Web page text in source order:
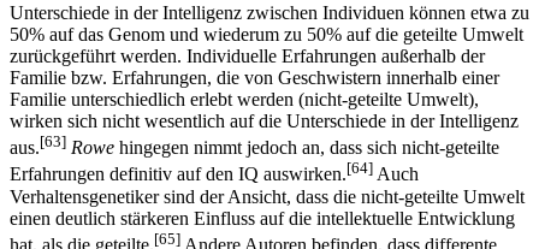
Unterschiede in der Intelligenz zwischen Individuen können etwa zu
50% auf das Genom und wiederum zu 50% auf die geteilte Umwelt
zurückgeführt werden. Individuelle Erfahrungen außerhalb der
Familie bzw. Erfahrungen, die von Geschwistern innerhalb einer
Familie unterschiedlich erlebt werden (nicht-geteilte Umwelt),
wirken sich nicht wesentlich auf die Unterschiede in der Intelligenz
aus.[63] Rowe hingegen nimmt jedoch an, dass sich nicht-geteilte
Erfahrungen definitiv auf den IQ auswirken.[64] Auch
Verhaltensgenetiker sind der Ansicht, dass die nicht-geteilte Umwelt
einen deutlich stärkeren Einfluss auf die intellektuelle Entwicklung
hat, als die geteilte.[65] Andere Autoren befinden, dass differente